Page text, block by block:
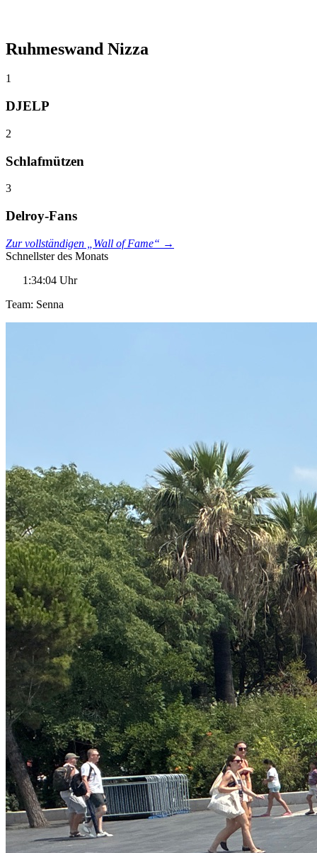
Ruhmeswand Nizza
1
DJELP
2
Schlafmützen
3
Delroy-Fans
Zur vollständigen „Wall of Fame“ →
Schnellster des Monats
1:34:04 Uhr
Team: Senna